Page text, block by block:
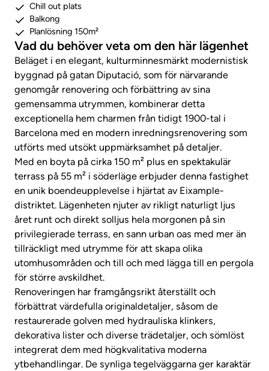
Chill out plats
Balkong
Planlösning 150m²
Vad du behöver veta om den här lägenhet
Beläget i en elegant, kulturminnesmärkt modernistisk
byggnad på gatan Diputació, som för närvarande
genomgår renovering och förbättring av sina
gemensamma utrymmen, kombinerar detta
exceptionella hem charmen från tidigt 1900-tal i
Barcelona med en modern inredningsrenovering som
utförts med utsökt uppmärksamhet på detaljer.
Med en boyta på cirka 150 m² plus en spektakulär
terrass på 55 m² i söderläge erbjuder denna fastighet
en unik boendeupplevelse i hjärtat av Eixample-
distriktet. Lägenheten njuter av rikligt naturligt ljus
året runt och direkt solljus hela morgonen på sin
privilegierade terrass, en sann urban oas med mer än
tillräckligt med utrymme för att skapa olika
utomhusområden och till och med lägga till en pergola
för större avskildhet.
Renoveringen har framgångsrikt återställt och
förbättrat värdefulla originaldetaljer, såsom de
restaurerade golven med hydrauliska klinkers,
dekorativa lister och diverse trädetaljer, och sömlöst
integrerat dem med högkvalitativa moderna
ytbehandlingar. De synliga tegelväggarna ger karaktär